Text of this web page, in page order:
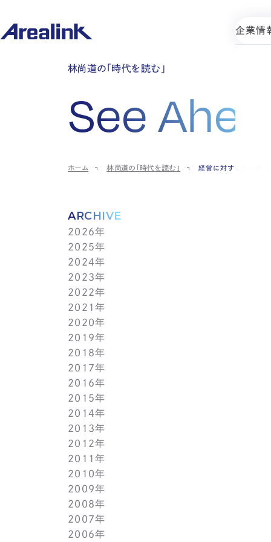
企業情
林尚道の「時代を読む」
See
ホーム 林尚道の「時代を読む」 経営に対する私の考え
ARCHIVE
2026年
7月(1)
6月(1)
5月(1)
4月(1)
3月(1)
2月(1)
1月(1)
2025年
12月(1)
11月(1)
10月(1)
9月(1)
8月(1)
7月(1)
6月(1)
5月(1)
4月(1)
3月(1)
2月(1)
1月(2)
2024年
11月(1)
10月(1)
9月(1)
8月(1)
7月(1)
6月(1)
5月(1)
4月(1)
3月(1)
2月(1)
1月(2)
2023年
11月(1)
10月(1)
9月(1)
8月(1)
7月(1)
6月(1)
5月(1)
4月(1)
3月(1)
2月(1)
1月(2)
2022年
11月(1)
10月(1)
9月(1)
8月(1)
7月(1)
6月(1)
5月(1)
4月(1)
3月(2)
1月(2)
2021年
11月(1)
10月(1)
9月(1)
8月(1)
7月(1)
6月(1)
5月(1)
4月(1)
3月(1)
2月(1)
1月(2)
2020年
11月(2)
9月(2)
7月(1)
6月(2)
5月(2)
4月(3)
3月(2)
2月(1)
2019年
12月(2)
10月(1)
9月(2)
7月(1)
6月(2)
4月(1)
3月(1)
2月(1)
1月(1)
2018年
12月(1)
11月(1)
10月(1)
9月(2)
8月(1)
7月(1)
5月(1)
4月(1)
3月(1)
2月(1)
1月(1)
2017年
12月(1)
11月(1)
10月(1)
9月(1)
8月(1)
7月(1)
6月(1)
5月(1)
4月(1)
3月(1)
2月(1)
2016年
12月(1)
11月(1)
10月(1)
9月(1)
8月(1)
7月(1)
6月(1)
5月(1)
4月(1)
3月(1)
2015年
12月(1)
11月(1)
10月(1)
9月(1)
8月(1)
7月(1)
6月(1)
5月(1)
4月(1)
2014年
12月(1)
11月(1)
10月(1)
9月(1)
8月(1)
7月(1)
6月(1)
5月(1)
2013年
12月(1)
11月(1)
10月(1)
9月(1)
8月(1)
7月(1)
6月(1)
2012年
12月(1)
11月(1)
10月(1)
9月(1)
8月(1)
7月(1)
2011年
12月(1)
11月(1)
10月(1)
9月(1)
8月(1)
2010年
12月(1)
11月(1)
10月(1)
9月(1)
2009年
12月(1)
11月(1)
10月(1)
2008年
12月(1)
11月(1)
2007年
12月(1)
2006年